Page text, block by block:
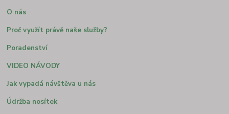
O nás
Proč využít právě naše služby?
Poradenství
VIDEO NÁVODY
Jak vypadá návštěva u nás
Údržba nosítek